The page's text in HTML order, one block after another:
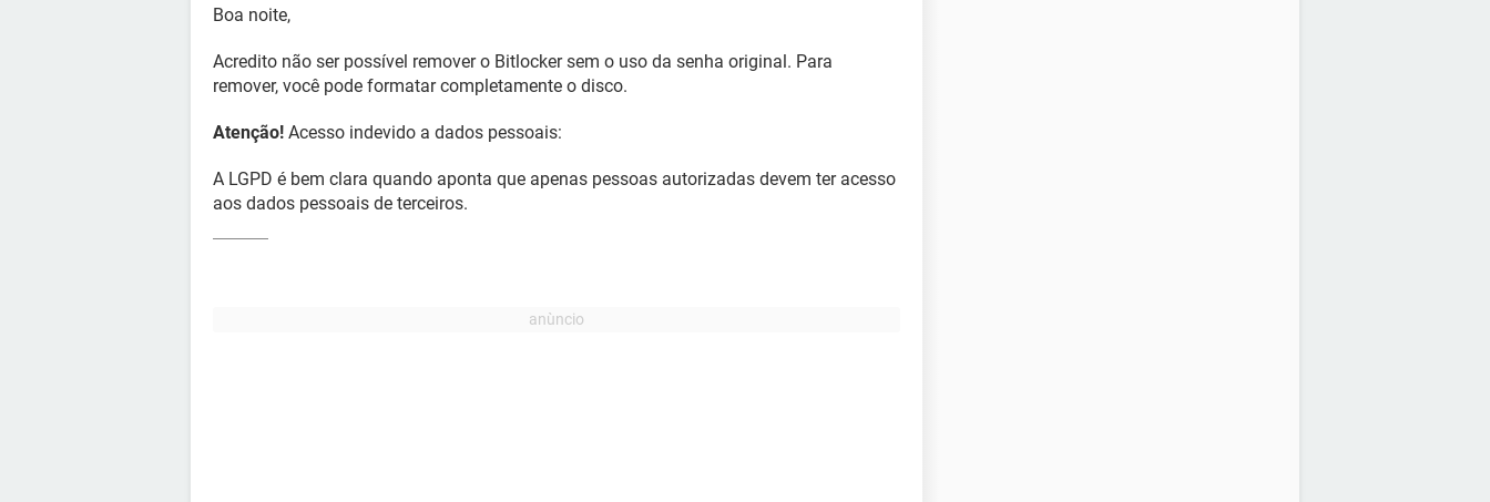
Boa noite,
Acredito não ser possível remover o Bitlocker sem o uso da senha original. Para
remover, você pode formatar completamente o disco.
Atenção! Acesso indevido a dados pessoais:
A LGPD é bem clara quando aponta que apenas pessoas autorizadas devem ter acesso
aos dados pessoais de terceiros.